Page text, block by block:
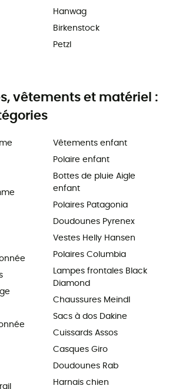
Hanwag
Birkenstock
Petzl
vêtements et matériel :
Vêtements enfant
Polaire enfant
Bottes de pluie Aigle
enfant
Polaires Patagonia
Doudounes Pyrenex
Vestes Helly Hansen
Polaires Columbia
Lampes frontales Black
Diamond
Chaussures Meindl
Sacs à dos Dakine
Cuissards Assos
Casques Giro
Doudounes Rab
Harnais chien